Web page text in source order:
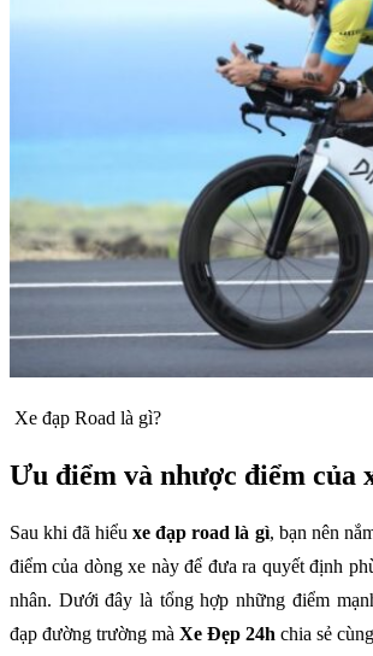
Xe đạp Road là gì?
Ưu điểm và nhược điểm của
Sau khi đã hiểuxe đạp road là gì, bạn nên
điểm của dòng xe này để đưa ra quyết định
nhân. Dưới đây là tổng hợp những điểm
đạp đường trường mà Xe Đẹp 24h chia sẻ